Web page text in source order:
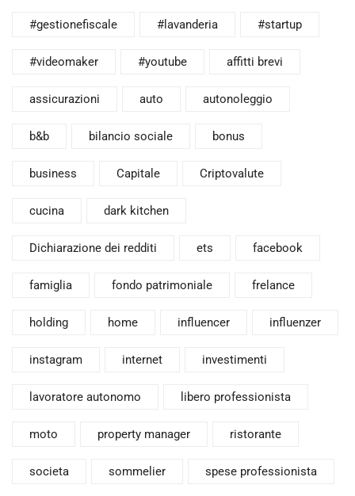
#gestionefiscale #lavanderia #startup
#videomaker #youtube affitti brevi
assicurazioni auto autonoleggio
b&b bilancio sociale bonus
business Capitale Criptovalute
cucina dark kitchen
Dichiarazione dei redditi ets facebook
famiglia fondo patrimoniale frelance
holding home influencer influenzer
instagram internet investimenti
lavoratore autonomo libero professionista
moto property manager ristorante
societa sommelier spese professionista